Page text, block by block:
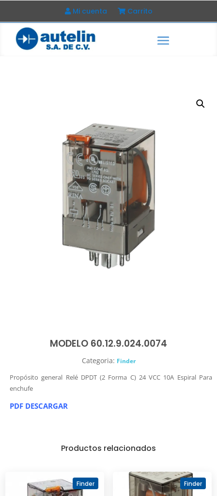
Mi cuenta Carrito
MODELO 60.12.9.024.0074
Categoria: Finder
Propósito general Relé DPDT (2 Forma C) 24 VCC 10A Espiral Para
enchufe
PDF DESCARGAR
Productos relacionados
Finder Finder